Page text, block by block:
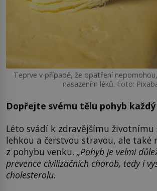
Teprve v případě, že opatření
nasazením léků. Foto:
Dopřejte svému tělu pohyb
Léto svádí k zdravějšímu životnímu
lehkou a čerstvou stravou, ale také
z pohybu venku. „Pohyb je velmi
prevence civilizačních chorob, tedy i
cholesterolu.